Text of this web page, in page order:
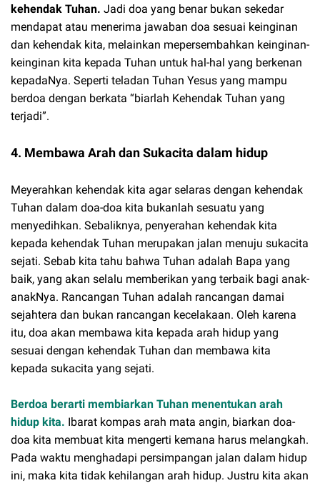
kehendak Tuhan. Jadi doa yang benar bukan sekedar
mendapat atau menerima jawaban doa sesuai keinginan
dan kehendak kita, melainkan mepersembahkan keinginan-
keinginan kita kepada Tuhan untuk hal-hal yang berkenan
kepadaNya. Seperti teladan Tuhan Yesus yang mampu
berdoa dengan berkata “biarlah Kehendak Tuhan yang
terjadi”.
4. Membawa Arah dan Sukacita dalam hidup
Meyerahkan kehendak kita agar selaras dengan kehendak
Tuhan dalam doa-doa kita bukanlah sesuatu yang
menyedihkan. Sebaliknya, penyerahan kehendak kita
kepada kehendak Tuhan merupakan jalan menuju sukacita
sejati. Sebab kita tahu bahwa Tuhan adalah Bapa yang
baik, yang akan selalu memberikan yang terbaik bagi anak-
anakNya. Rancangan Tuhan adalah rancangan damai
sejahtera dan bukan rancangan kecelakaan. Oleh karena
itu, doa akan membawa kita kepada arah hidup yang
sesuai dengan kehendak Tuhan dan membawa kita
kepada sukacita yang sejati.
Berdoa berarti membiarkan Tuhan menentukan arah
hidup kita. Ibarat kompas arah mata angin, biarkan doa-
doa kita membuat kita mengerti kemana harus melangkah.
Pada waktu menghadapi persimpangan jalan dalam hidup
ini, maka kita tidak kehilangan arah hidup. Justru kita akan